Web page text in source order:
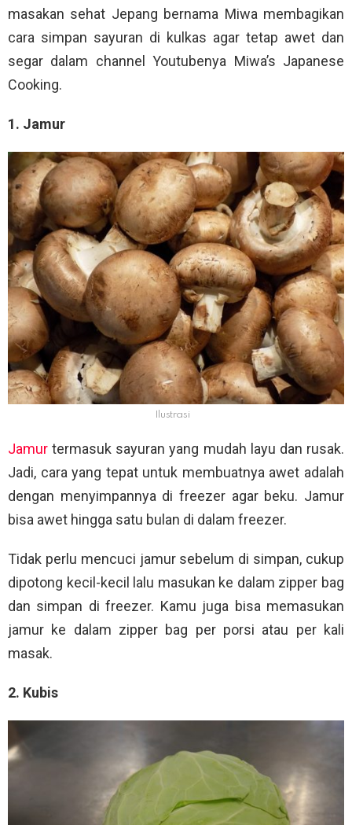
masakan sehat Jepang bernama Miwa membagikan
cara simpan sayuran di kulkas agar tetap awet dan
segar dalam channel Youtubenya Miwa’s Japanese
Cooking.
1. Jamur
Ilustrasi
Jamur termasuk sayuran yang mudah layu dan rusak.
Jadi, cara yang tepat untuk membuatnya awet adalah
dengan menyimpannya di freezer agar beku. Jamur
bisa awet hingga satu bulan di dalam freezer.
Tidak perlu mencuci jamur sebelum di simpan, cukup
dipotong kecil-kecil lalu masukan ke dalam zipper bag
dan simpan di freezer. Kamu juga bisa memasukan
jamur ke dalam zipper bag per porsi atau per kali
masak.
2. Kubis